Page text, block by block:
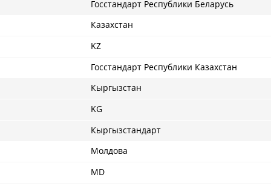
Госстандарт Республики Беларусь
Казахстан
KZ
Госстандарт Республики Казахстан
Кыргызстан
KG
Кыргызстандарт
Молдова
MD